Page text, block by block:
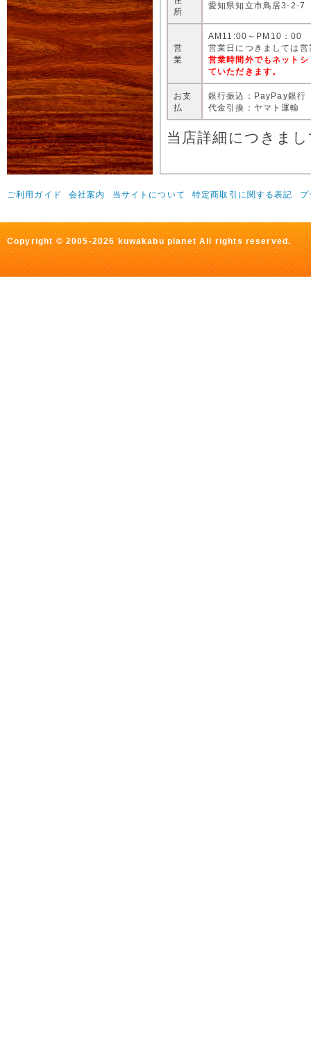
所
愛知県知立市鳥居3-2-7
営
業
AM11:00～PM10：00
営業日につきましては
営業時間外でもネット
ていただきます。
お支
払
銀行振込：PayPay銀行
代金引換：ヤマト運輸
当店詳細につきま
ご利用ガイド 会社案内 当サイトについて 特定商取引に関する表記 プ
Copyright © 2005-2026 kuwakabu planet All rights reserved.